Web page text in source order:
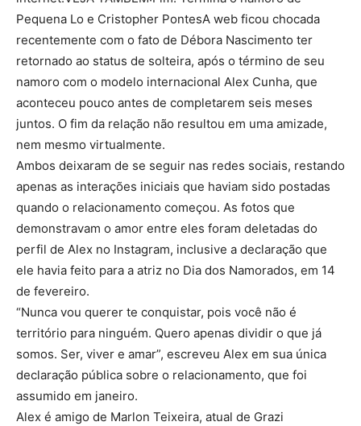
Pequena Lo e Cristopher PontesA web ficou chocada
recentemente com o fato de Débora Nascimento ter
retornado ao status de solteira, após o término de seu
namoro com o modelo internacional Alex Cunha, que
aconteceu pouco antes de completarem seis meses
juntos. O fim da relação não resultou em uma amizade,
nem mesmo virtualmente.
Ambos deixaram de se seguir nas redes sociais, restando
apenas as interações iniciais que haviam sido postadas
quando o relacionamento começou. As fotos que
demonstravam o amor entre eles foram deletadas do
perfil de Alex no Instagram, inclusive a declaração que
ele havia feito para a atriz no Dia dos Namorados, em 14
de fevereiro.
“Nunca vou querer te conquistar, pois você não é
território para ninguém. Quero apenas dividir o que já
somos. Ser, viver e amar”, escreveu Alex em sua única
declaração pública sobre o relacionamento, que foi
assumido em janeiro.
Alex é amigo de Marlon Teixeira, atual de Grazi